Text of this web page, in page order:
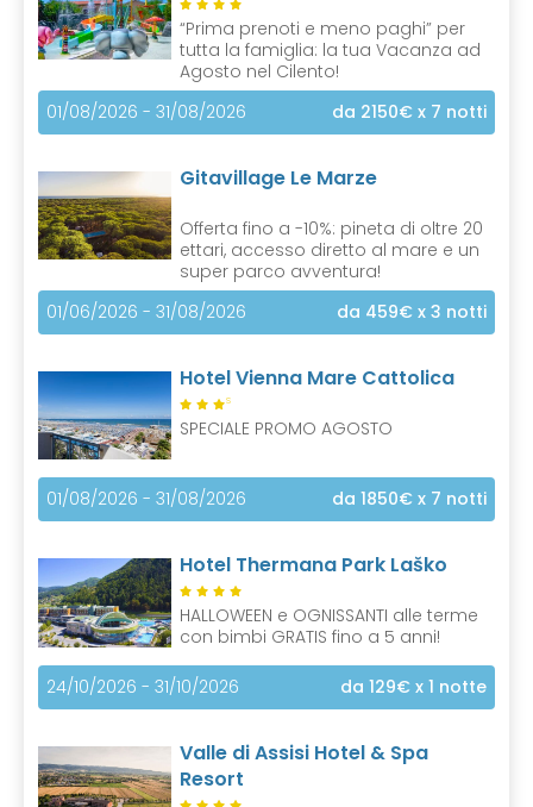
“Prima prenoti e meno paghi” per
tutta la famiglia: la tua Vacanza ad
Agosto nel Cilento!
01/08/2026 - 31/08/2026
da 2150€ x 7 notti
Gitavillage Le Marze
Offerta fino a -10%: pineta di oltre 20
ettari, accesso diretto al mare e un
super parco avventura!
01/06/2026 - 31/08/2026
da 459€ x 3 notti
Hotel Vienna Mare Cattolica
S
SPECIALE PROMO AGOSTO
01/08/2026 - 31/08/2026 da 1850€ x 7 notti
Hotel Thermana Park Laško
HALLOWEEN e OGNISSANTI alle terme
con bimbi GRATIS fino a 5 anni!
24/10/2026 - 31/10/2026 da 129€ x 1 notte
Valle di Assisi Hotel & Spa
Resort